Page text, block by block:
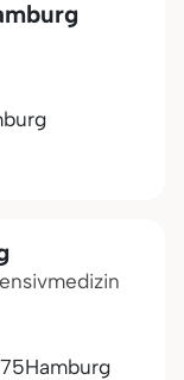
Hamburg